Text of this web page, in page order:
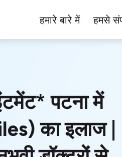
हमारे बारे में हमसे
पटना में
का इलाज |